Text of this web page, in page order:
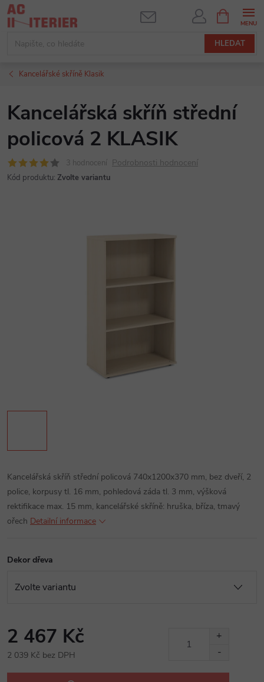
Přejít
na
HLEDAT
NÁKUPNÍ
KOŠÍK
Kancelářské skříně Klasik
Kancelářská skříň střední
policová 2 KLASIK
3 hodnocení Podrobnosti hodnocení
Kód produktu: Zvolte variantu
Kancelářská skříň střední policová 740x1200x370 mm, bez dveří, 2
police, korpusy tl. 16 mm, pohledová záda tl. 3 mm, výšková
rektifikace max. 15 mm, kancelářské skříně: hruška, bříza, tmavý
ořech Detailní informace
Dekor dřeva
2 467 Kč
2 039 Kč bez DPH